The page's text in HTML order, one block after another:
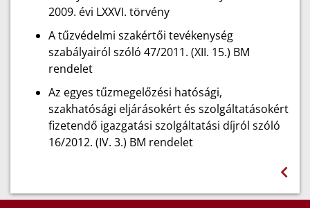
2009. évi LXXVI. törvény
A tűzvédelmi szakértői tevékenység
szabályairól szóló 47/2011. (XII. 15.) BM
rendelet
Az egyes tűzmegelőzési hatósági,
szakhatósági eljárásokért és szolgáltatásokért
fizetendő igazgatási szolgáltatási díjról szóló
16/2012. (IV. 3.) BM rendelet